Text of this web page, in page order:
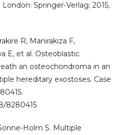
Springer-Verlag; 2015,
R, Manirakiza F,
E, et al. Osteoblastic
an osteochondroma in an
hereditary exostoses. Case
8280415
Holm S. Multiple